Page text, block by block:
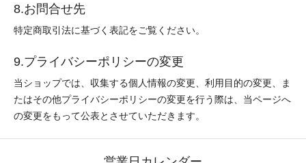
8.お問合せ先
特定商取引法に基づく表記をご覧ください。
9.プライバシーポリシーの変更
当ショップでは、収集する個人情報の変更、利用目的の変更、ま
たはその他プライバシーポリシーの変更を行う際は、当ページへ
の変更をもって公表とさせていただきます。